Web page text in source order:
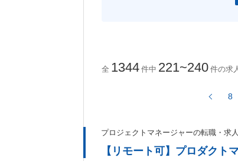
Dreamweaver
MAYA
全 1344 件中 221~240 件の求
8
プロジェクトマネージャーの転職・求
【リモート可】プロダク